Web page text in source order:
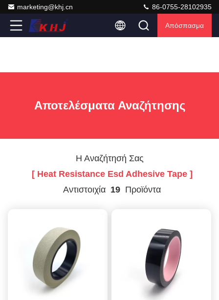
marketing@khj.cn 86-0755-28102935
Απόσπασμα
Αποτελέσματα Αναζήτησης
Η Αναζήτησή Σας
[ Heat Resistance Esd Adhesive Tape ]
Αντιστοιχία 19Προϊόντα